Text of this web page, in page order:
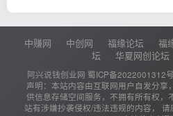
中赚网 中创网 福缘论坛 福
坛
华夏网创论坛
阿兴说钱创业网 蜀ICP备2022001312号
声明：本站内容由互联网用户自发分享
供信息存储空间服务，不拥有所有权，
站有涉嫌抄袭侵权/违法违规的内容， 请